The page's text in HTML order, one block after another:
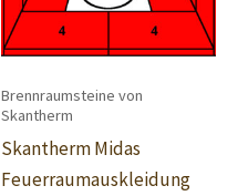
Brennraumsteine von
Skantherm
Skantherm Midas
Feuerraumauskleidung